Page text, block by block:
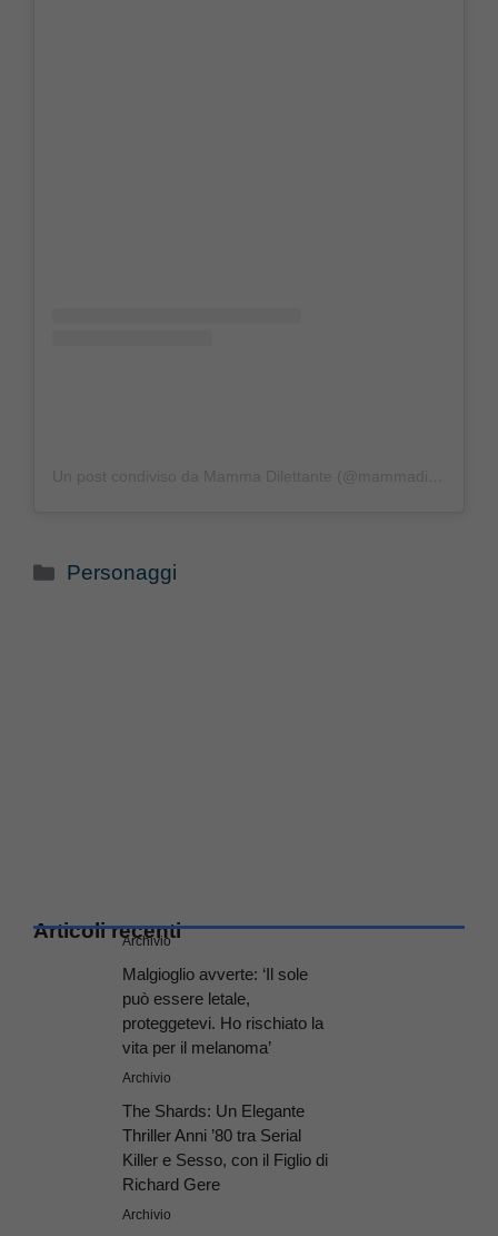
Categorie
Personaggi
Articoli recenti
Archivio
Malgioglio avverte: ‘Il sole
può essere letale,
proteggetevi. Ho rischiato la
vita per il melanoma’
Archivio
The Shards: Un Elegante
Thriller Anni ’80 tra Serial
Killer e Sesso, con il Figlio di
Richard Gere
Archivio